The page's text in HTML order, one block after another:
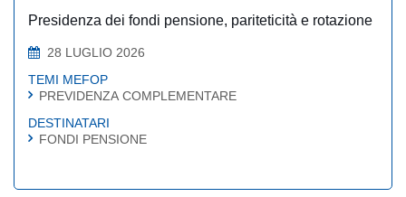
Presidenza dei fondi pensione, pariteticità e rotazione
28 LUGLIO 2026
TEMI MEFOP
PREVIDENZA COMPLEMENTARE
DESTINATARI
FONDI PENSIONE